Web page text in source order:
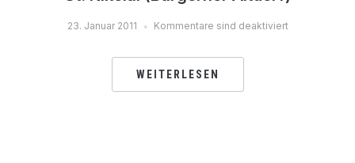
23. Januar 2011 Kommentare sind deaktiviert
WEITERLESEN